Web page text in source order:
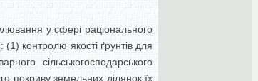
у сфері раціонального
контролю якості ґрунтів для
сільськогосподарського
покриву земельних ділянок їх